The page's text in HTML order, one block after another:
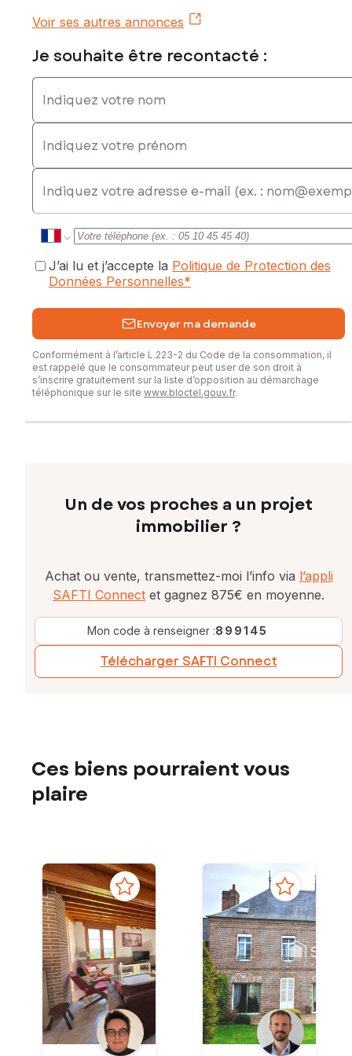
Voir ses autres annonces
Je souhaite être recontacté :
Indiquez votre nom
Indiquez votre prénom
E-mail
J’ai lu et j’accepte la Politique de Protection des
Données Personnelles*
Envoyer ma demande
Conformément à l’article L.223-2 du Code de la consommation, il
est rappelé que le consommateur peut user de son droit à
s’inscrire gratuitement sur la liste d’opposition au démarchage
téléphonique sur le site www.bloctel.gouv.fr.
Un de vos proches a un projet
immobilier ?
Achat ou vente, transmettez-moi l’info via l’appli
SAFTI Connect et gagnez 875€ en moyenne.
Mon code à renseigner :899145
Télécharger SAFTI Connect
Ces biens pourraient vous
plaire